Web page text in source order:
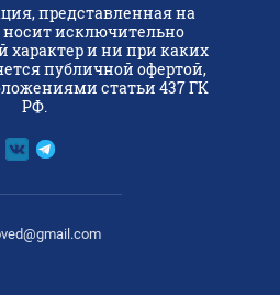
представленная на
исключительно
и ни при каких
публичной офертой,
статьи 437 ГК
РФ.